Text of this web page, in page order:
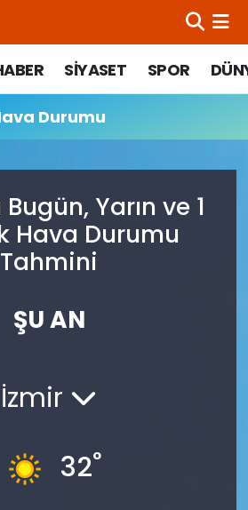
SİYASET SPOR
Durumu
Yarın ve 1
Hava Durumu
Tahmini
ŞU AN
İzmir
32°
Durumu
Yoğunluk Haritası